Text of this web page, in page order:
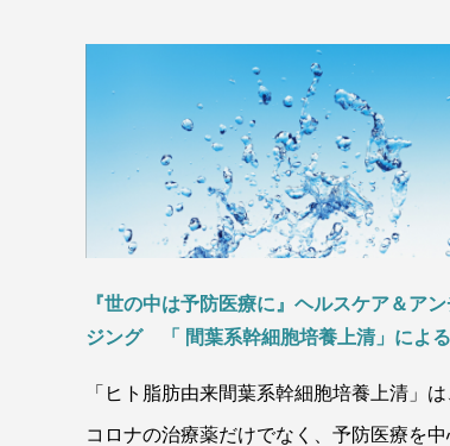
『世の中は予防医療に』ヘルスケア＆アン
ジング 「 間葉系幹細胞培養上清」によ
「ヒト脂肪由来間葉系幹細胞培養上清」
コロナの治療薬だけでなく、予防医療を中